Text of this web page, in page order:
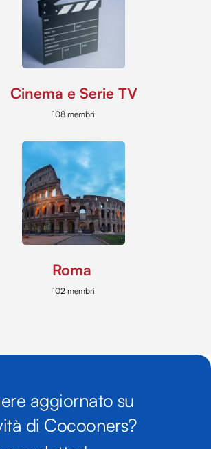
Cinema e Serie TV
108 membri
Roma
102 membri
aggiornato su
di Cocooners?